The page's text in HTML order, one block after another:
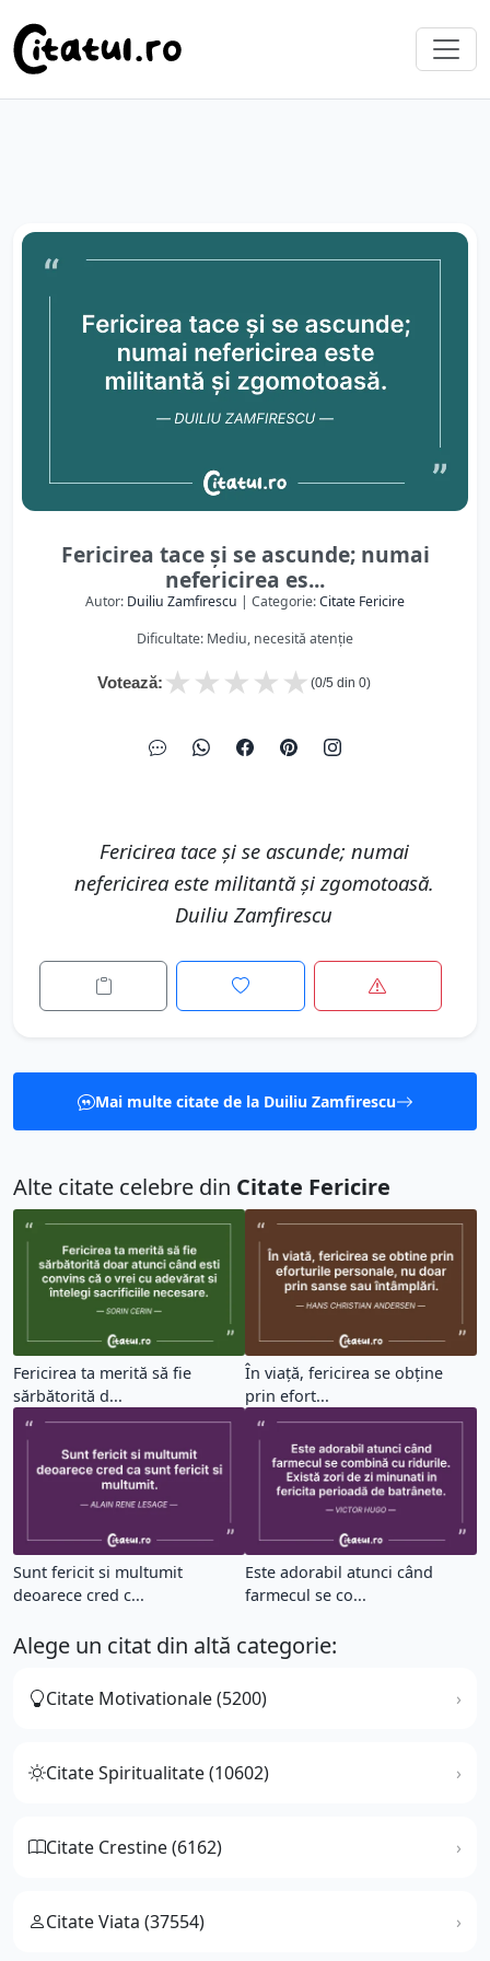
Fericirea tace și se ascunde; numai
nefericirea es...
Autor: Duiliu Zamfirescu | Categorie:Citate Fericire
Dificultate: Mediu, necesită atenție
Votează: ★
★
★
★
★ (0/5 din 0)
Fericirea tace și se ascunde; numai
nefericirea este militantă și zgomotoasă.
Duiliu Zamfirescu
Mai multe citate de la Duiliu Zamfirescu
Alte citate celebre din Citate Fericire
Fericirea ta merită să fie
sărbătorită d...
În viață, fericirea se obține
prin efort...
Sunt fericit si multumit
deoarece cred c...
Este adorabil atunci când
farmecul se co...
Alege un citat din altă categorie:
Citate Motivationale (5200)
Citate Spiritualitate (10602)
Citate Crestine (6162)
Citate Viata (37554)